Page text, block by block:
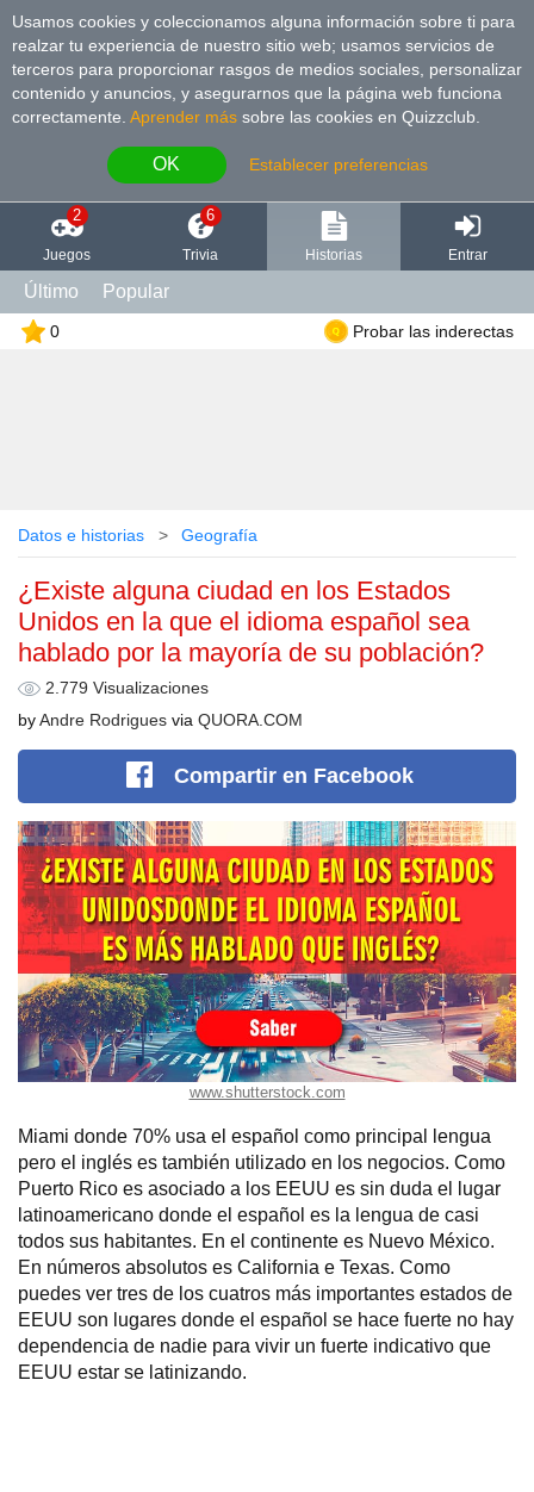
Usamos cookies y coleccionamos alguna información sobre ti para
realzar tu experiencia de nuestro sitio web; usamos servicios de
terceros para proporcionar rasgos de medios sociales, personalizar
contenido y anuncios, y asegurarnos que la página web funciona
correctamente. Aprender más sobre las cookies en Quizzclub.
OK Establecer preferencias
2
Juegos
6
Trivia Historias Entrar
Último Popular
0 Probar las inderectas
Datos e historias Geografía
¿Existe alguna ciudad en los Estados
Unidos en la que el idioma español sea
hablado por la mayoría de su población?
2.779 Visualizaciones
by Andre Rodrigues via QUORA.COM
Compartir en Facebook
www.shutterstock.com
Miami donde 70% usa el español como principal lengua
pero el inglés es también utilizado en los negocios. Como
Puerto Rico es asociado a los EEUU es sin duda el lugar
latinoamericano donde el español es la lengua de casi
todos sus habitantes. En el continente es Nuevo México.
En números absolutos es California e Texas. Como
puedes ver tres de los cuatros más importantes estados de
EEUU son lugares donde el español se hace fuerte no hay
dependencia de nadie para vivir un fuerte indicativo que
EEUU estar se latinizando.